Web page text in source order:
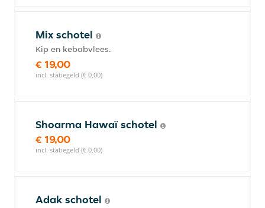
Mix schotel
Kip en kebabvlees.
€ 19,00
incl. statiegeld (€ 0,00)
Shoarma Hawaï schotel
€ 19,00
incl. statiegeld (€ 0,00)
Adak schotel